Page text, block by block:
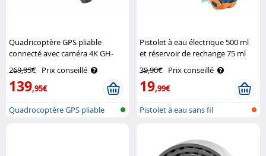
Quadricoptère GPS pliable
connecté avec caméra 4K GH-
269,95€ Prix conseillé
139,95€
Quadrocoptère GPS pliable
Pistolet à eau électrique 500 ml
et réservoir de rechange 75 ml
39,90€ Prix conseillé
19,99€
Pistolet à eau sans fil